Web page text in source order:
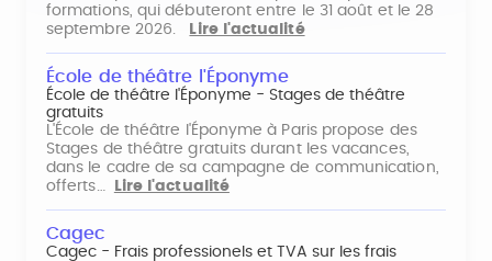
formations, qui débuteront entre le 31 août et le 28
septembre 2026.
Lire l'actualité
École de théâtre l'Éponyme
École de théâtre l'Éponyme - Stages de théâtre
gratuits
L'École de théâtre l'Éponyme à Paris propose des
Stages de théâtre gratuits durant les vacances,
dans le cadre de sa campagne de communication,
offerts…
Lire l'actualité
Cagec
Cagec - Frais professionels et TVA sur les frais